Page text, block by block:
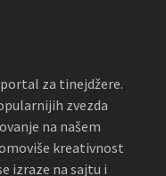
za tinejdžere.
zvezda
na našem
kreativnost
izraze na sajtu i